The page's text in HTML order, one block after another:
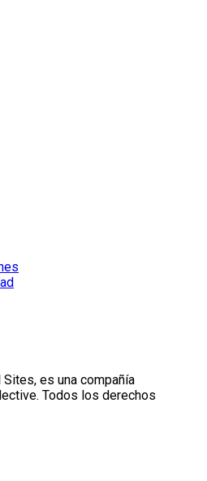
es una compañía
Todos los derechos